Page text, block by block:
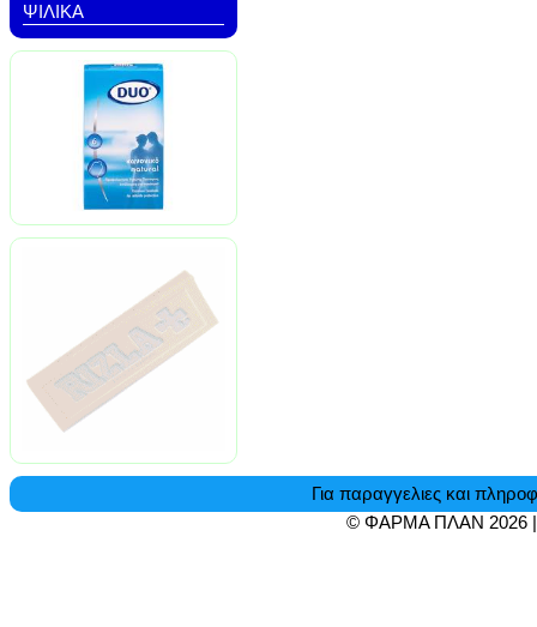
ΨΙΛΙΚΑ
Για παραγγελιες και
© ΦΑΡΜΑ ΠΛΑΝ 2026